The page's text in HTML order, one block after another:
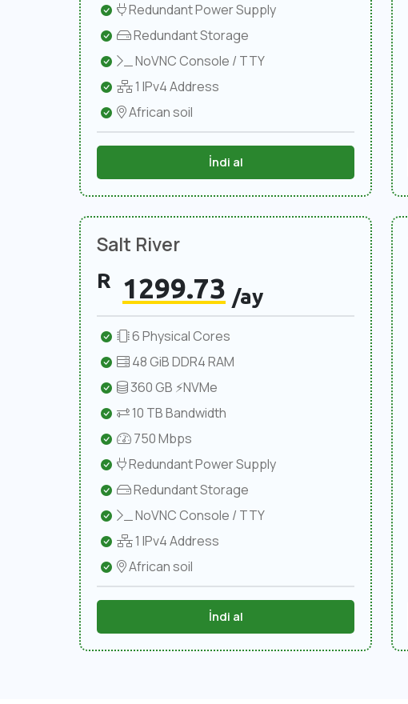
Redundant Power Supply
Redundant Storage
NoVNC Console / TTY
1 IPv4 Address
African soil
İndi al
Salt River
R 1299.73 /ay
6 Physical Cores
48 GiB DDR4 RAM
360 GB ⚡NVMe
10 TB Bandwidth
750 Mbps
Redundant Power Supply
Redundant Storage
NoVNC Console / TTY
1 IPv4 Address
African soil
İndi al